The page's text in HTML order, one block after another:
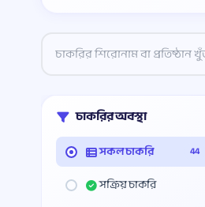
চাকরির অবস্থা
সকল চাকরি 44
সক্রিয় চাকরি